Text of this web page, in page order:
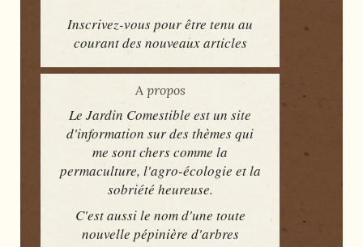
Inscrivez-vous pour être tenu au
courant des nouveaux articles
A propos
Le Jardin Comestible est un site
d'information sur des thèmes qui
me sont chers comme la
permaculture, l'agro-écologie et la
sobriété heureuse.
C'est aussi le nom d'une toute
nouvelle pépinière d'arbres